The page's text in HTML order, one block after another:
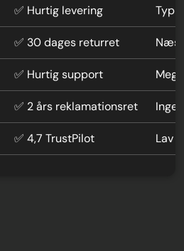
✅ Hurtig levering
✅ 30 dages returret
✅ Hurtig support
✅ 2 års reklamationsret
✅ 4,7 TrustPilot Lav